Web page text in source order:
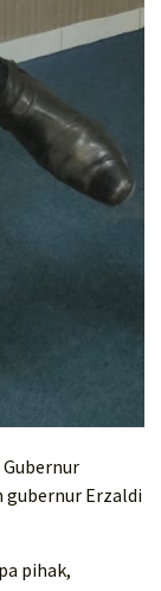
Erzaldi
pihak,